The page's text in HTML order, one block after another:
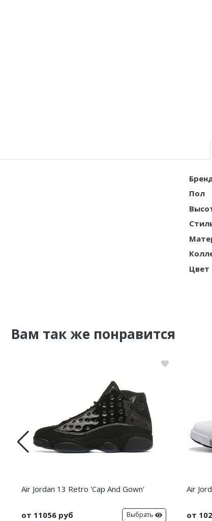
Пол
Цвет
Вам так же понравится
Air Jordan 13 Retro 'Cap And Gown'
от 11056 руб Выбрать
Air
от
Nike LeBron